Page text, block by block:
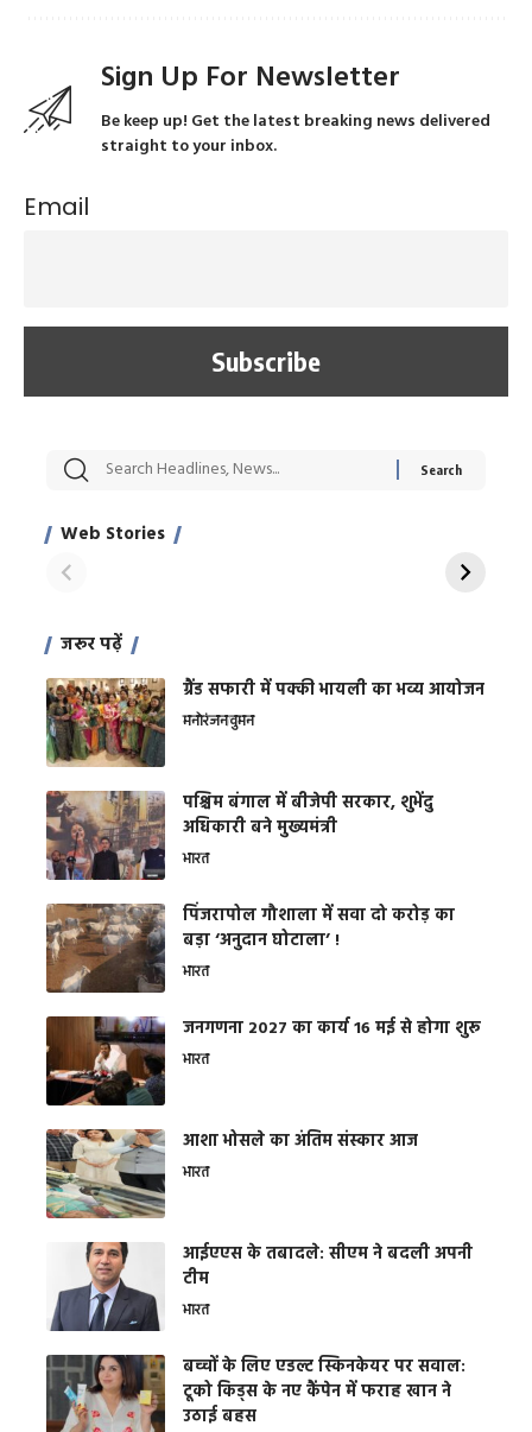
Sign Up For Newsletter
Be keep up! Get the latest breaking news delivered
straight to your inbox.
Email
Web Stories
सट्टेबाजी में अरेस्ट हुए
साहिल खान
रोज एक कच्चे लहसुन
जरूर पढ़ें
ग्रैंड सफारी में पक्की भायली का भव्य आयोजन
मनोरंजनवुमन
पश्चिम बंगाल में बीजेपी सरकार, शुभेंदु
अधिकारी बने मुख्यमंत्री
भारत
​पिंजरापोल गौशाला में सवा दो करोड़ का
बड़ा ‘अनुदान घोटाला’ !
भारत
जनगणना 2027 का कार्य 16 मई से होगा शुरू
भारत
आशा भोसले का अंतिम संस्कार आज
भारत
आईएएस के तबादले: सीएम ने बदली अपनी
टीम
भारत
बच्चों के लिए एडल्ट स्किनकेयर पर सवाल:
टूको किड्स के नए कैंपेन में फराह खान ने
उठाई बहस